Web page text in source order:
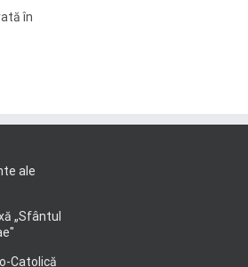
în
ale
„Sfântul
Catolică